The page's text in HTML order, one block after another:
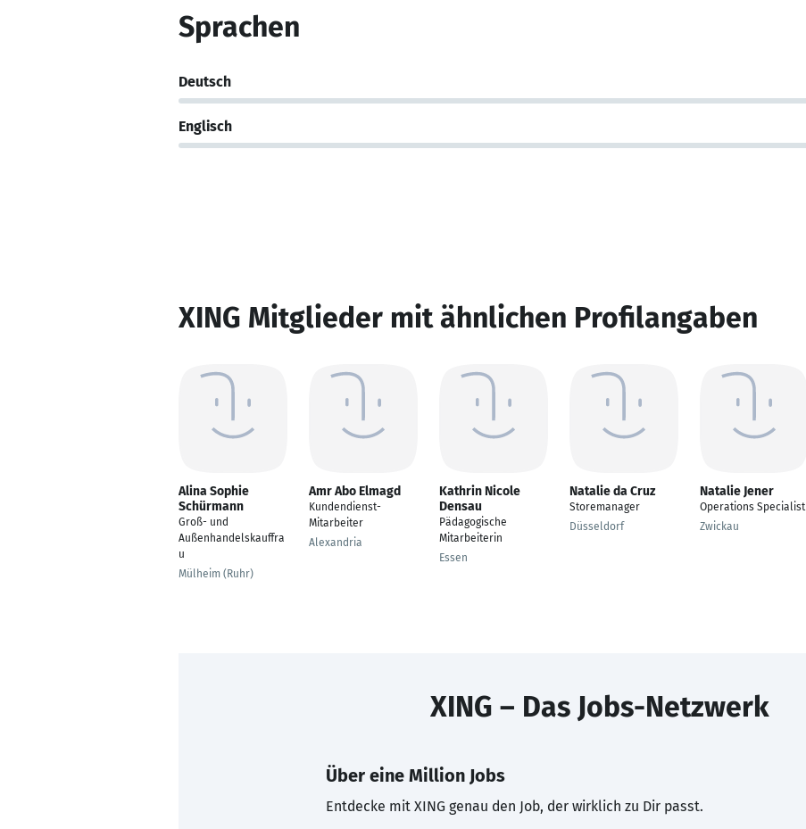
Sprachen
Deutsch
Englisch
XING Mitglieder mit ähnlichen Profilangaben
Alina Sophie
Schürmann
Groß- und
Außenhandelskauffra
u
Mülheim (Ruhr)
Amr Abo Elmagd
Kundendienst-
Mitarbeiter
Alexandria
Kathrin Nicole
Densau
Pädagogische
Mitarbeiterin
Essen
Natalie da Cruz
Storemanager
Düsseldorf
Natalie Jener
Operations Specialist
Zwickau
XING – Das Jobs-Netzwerk
Über eine Million Jobs
Entdecke mit XING genau den Job, der wirklich zu Dir passt.